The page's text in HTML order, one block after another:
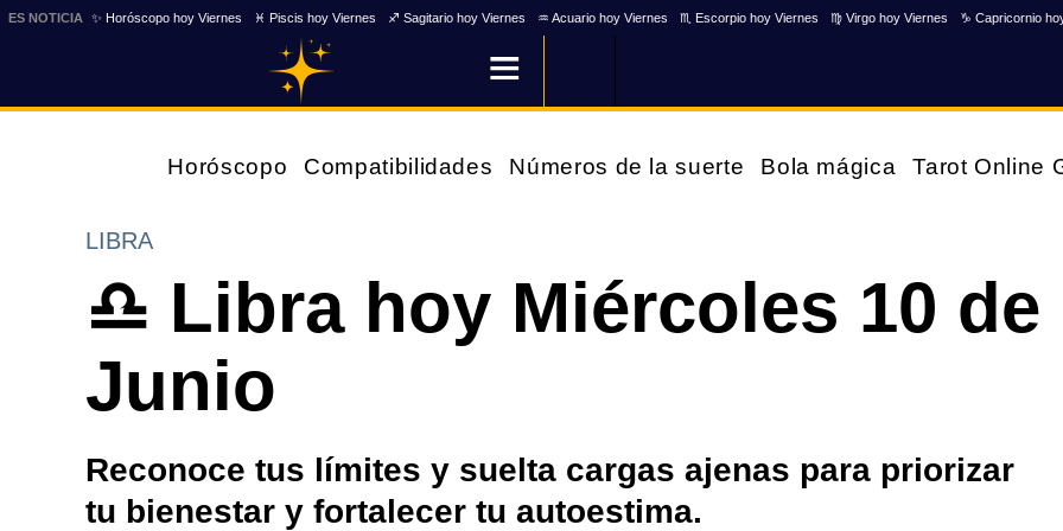
ES NOTICIA ✨ Horóscopo hoy Viernes ♓ Piscis hoy Viernes ♐ Sagitario hoy Viernes ♒ Acuario hoy Viernes ♏ Escorpio hoy Viernes ♍ Virgo hoy Viernes ♑ Capricornio
Horóscopo Compatibilidades Números de la suerte Bola mágica Tarot Online
LIBRA
♎ Libra hoy Miércoles 10 de
Junio
Reconoce tus límites y suelta cargas ajenas para priorizar
tu bienestar y fortalecer tu autoestima.